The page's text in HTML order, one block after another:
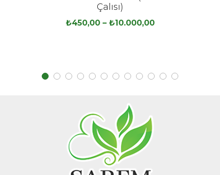
Çalısı)
₺450,00– ₺10.000,00